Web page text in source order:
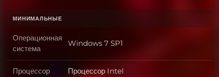
МИНИМАЛЬНЫЕ
Операционная
система
Операционная система
Windows 7 SP1
Процессор Процессор Intel